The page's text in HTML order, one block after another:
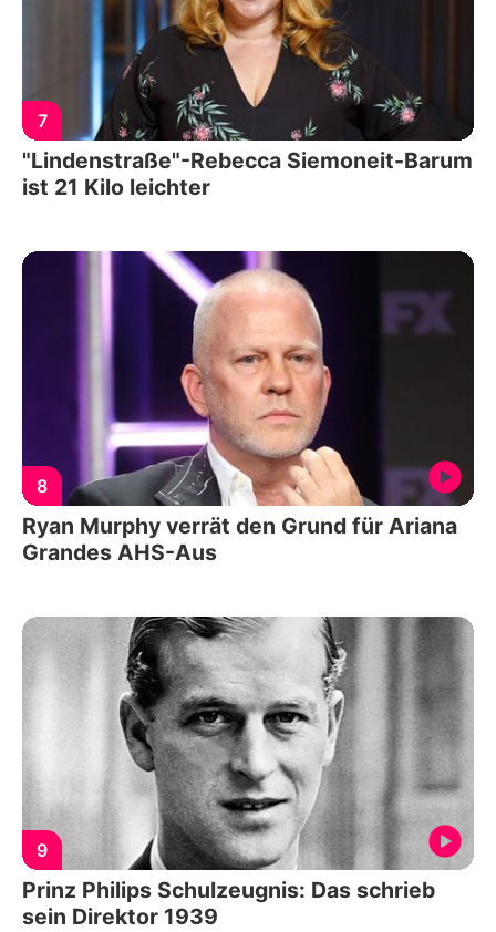
7
"Lindenstraße"-Rebecca Siemoneit-Barum
ist 21 Kilo leichter
8
Ryan Murphy verrät den Grund für Ariana
Grandes AHS-Aus
9
Prinz Philips Schulzeugnis: Das schrieb
sein Direktor 1939